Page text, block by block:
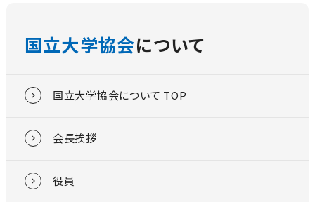
国立大学協会について
国立大学協会について TOP
会長挨拶
役員